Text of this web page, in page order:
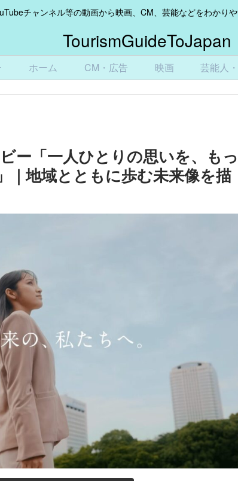
チャンネル等の動画から映画、CM、芸能などをわかり
TourismGuideToJapan
ホーム CM・広告 映画 芸能人
ー「一人ひとりの思いを、もっ
｜地域とともに歩む未来像を描